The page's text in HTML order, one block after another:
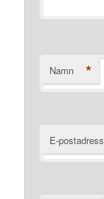
Namn *
E-postadress